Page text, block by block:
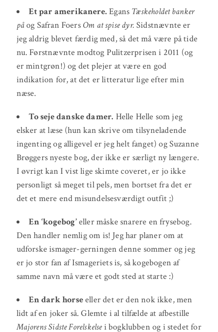
Et par amerikanere.Egans Tæskeholdet banker
påog Safran Foers Om at spise dyr. Sidstnævnte er
jeg aldrig blevet færdig med, så det må være på tide
nu. Førstnævnte modtog Pulitzerprisen i 2011 (og
er mintgrøn!) og det plejer at være en god
indikation for, at det er litteratur lige efter min
næse.
To seje danske damer. Helle Helle som jeg
elsker at læse (hun kan skrive om tilsyneladende
ingenting og alligevel er jeg helt fanget) og Suzanne
Brøggers nyeste bog, der ikke er særligt ny længere.
I øvrigt kan I vist lige skimte coveret, er jo ikke
personligt så meget til pels, men bortset fra det er
det et mere end misundelsesværdigt outfit ;)
En ‘kogebog’eller måske snarere en frysebog.
Den handler nemlig om is! Jeg har planer om at
udforske ismager-gerningen denne sommer og jeg
er jo stor fan af Ismageriets is, så kogebogen af
samme navn må være et godt sted at starte :)
En dark horseeller det er den nok ikke, men
lidt af en joker så. Glemte i al tilfælde at afbestille
Majorens Sidste Forelskelsei bogklubben og i stedet for